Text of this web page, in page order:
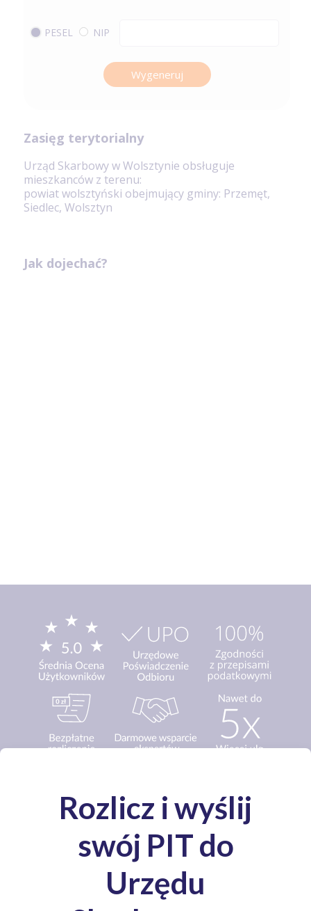
PESEL NIP
Wygeneruj
Zasięg terytorialny
Urząd Skarbowy w Wolsztynie obsługuje
mieszkanców z terenu:
powiat wolsztyński obejmujący gminy: Przemęt,
Siedlec, Wolsztyn
Jak dojechać?